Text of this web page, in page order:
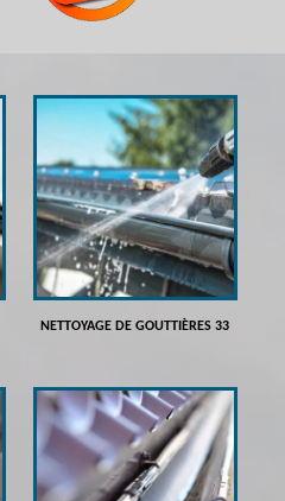
NETTOYAGE DE GOUTTIÈRES 33